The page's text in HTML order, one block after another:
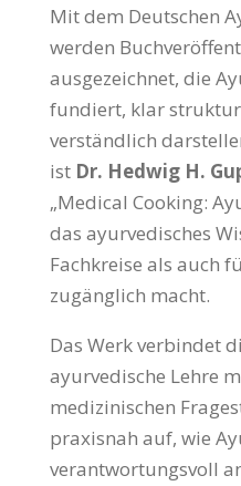
Mit dem Deutschen
werden
ausgezeichnet, die
fundiert, klar
verständlich
ist Dr. Hedwig H.
„Medical Cooking:
das ayurvedisches
Fachkreise als auch
zugänglich macht.
Das Werk verbindet
ayurvedische Lehre
medizinischen
praxisnah auf, wie
verantwortungsvoll